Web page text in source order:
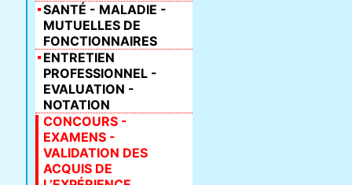
SANTÉ - MALADIE -
MUTUELLES DE
FONCTIONNAIRES
ENTRETIEN
PROFESSIONNEL -
EVALUATION -
NOTATION
CONCOURS -
EXAMENS -
VALIDATION DES
ACQUIS DE